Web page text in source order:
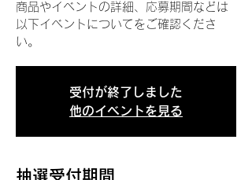
商品やイベントの詳細、応募期間などは
以下イベントについてをご確認くださ
い。
受付が終了しました
他のイベントを見る
抽選受付期間